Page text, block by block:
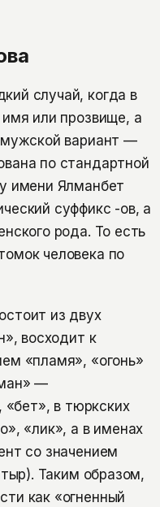
случай, когда в
или прозвище, а
вариант —
по стандартной
имени Ялманбет
суффикс -ов, а
рода. То есть
человека по
из двух
восходит к
«пламя», «огонь»
—
«бет», в тюркских
«лик», а в именах
со значением
Таким образом,
как «огненный